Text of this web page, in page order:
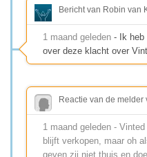
Bericht van Robin van
1 maand geleden - Ik heb
over deze klacht over
Reactie van de melder
1 maand geleden -
blijft verkopen, maar oh
geven zij niet thuis en